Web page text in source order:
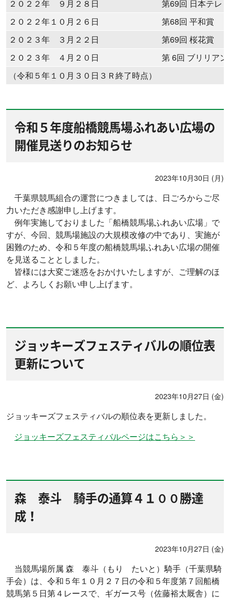
２０２２年 ９月２８日
第69回 日本テレ
２０２２年１０月２６日
第68回 平和賞
２０２３年 ３月２２日
第69回 桜花賞
２０２３年 ４月２０日
第 6回 ブリリア
（令和５年１０月３０日３Ｒ終了時点）
令和５年度船橋競馬場ふれあい広場の
開催見送りのお知らせ
2023年10月30日 (月)
千葉県競馬組合の運営につきましては、日ごろからご尽
力いただき感謝申し上げます。
例年実施しておりました「船橋競馬場ふれあい広場」で
すが、今回、競馬場施設の大規模改修の中であり、実施が
困難のため、令和５年度の船橋競馬場ふれあい広場の開催
を見送ることとしました。
皆様には大変ご迷惑をおかけいたしますが、ご理解のほ
ど、よろしくお願い申し上げます。
ジョッキーズフェスティバルの順位表
更新について
2023年10月27日 (金)
ジョッキーズフェスティバルの順位表を更新しました。
ジョッキーズフェスティバルページはこちら＞＞
森 泰斗 騎手の通算４１００勝達
成！
2023年10月27日 (金)
当競馬場所属 森 泰斗（もり たいと）騎手（千葉県騎
手会）は、令和５年１０月２７日の令和５年度第７回船橋
競馬第５日第４レースで、ギガース号（佐藤裕太厩舎）に